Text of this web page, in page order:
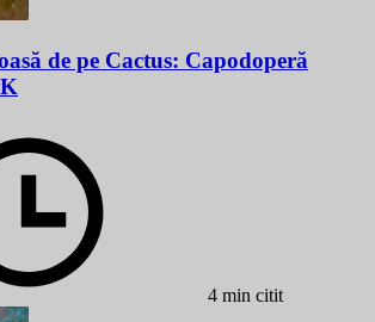
de pe Cactus: Capodoperă
4 min citit